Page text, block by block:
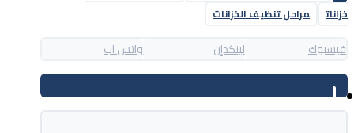
خزانات
مراحل تنظيف الخزانات
فيسبوك لينكدإن واتس اب